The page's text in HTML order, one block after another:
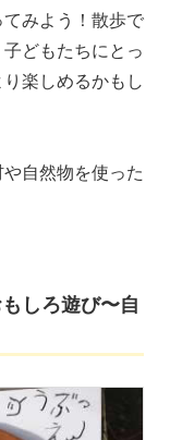
みよう！散歩で
どもたちにとっ
楽しめるかもし
自然物を使った
しろ遊び〜自